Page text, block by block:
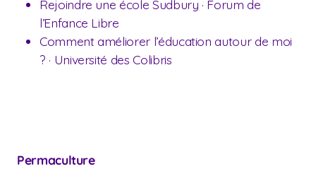
Rejoindre une école Sudbury · Forum de
l’Enfance Libre
Comment améliorer l’éducation autour de moi
? · Université des Colibris
Permaculture